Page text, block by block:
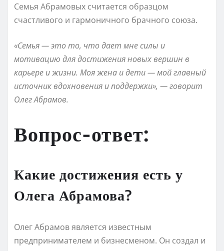
Семья Абрамовых считается образцом
счастливого и гармоничного брачного союза.
«Семья — это то, что дает мне силы и
мотивацию для достижения новых вершин в
карьере и жизни. Моя жена и дети — мой главный
источник вдохновения и поддержки», — говорит
Олег Абрамов.
Вопрос-ответ:
Какие достижения есть у
Олега Абрамова?
Олег Абрамов является известным
предпринимателем и бизнесменом. Он создал и